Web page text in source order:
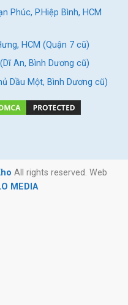
Phúc, P.Hiệp Bình, HCM
HCM (Quận 7 cũ)
An, Bình Dương cũ)
Dầu Một, Bình Dương cũ)
All rights reserved. Web
MEDIA